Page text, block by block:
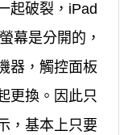
起破裂，iPad
幕是分開的，
器，觸控面板
更換。因此只
，基本上只要